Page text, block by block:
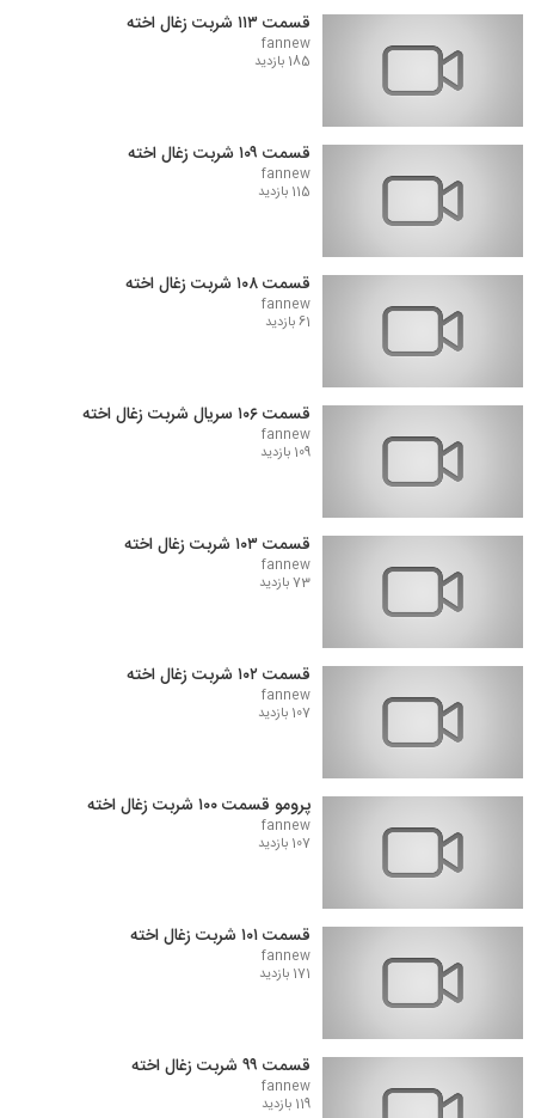
قسمت ۱۱۳ شربت زغال اخته
fannew
185 بازدید
قسمت ۱۰۹ شربت زغال اخته
fannew
115 بازدید
قسمت ۱۰۸ شربت زغال اخته
fannew
61 بازدید
قسمت ۱۰۶ سریال شربت زغال اخته
fannew
109 بازدید
قسمت ۱۰۳ شربت زغال اخته
fannew
73 بازدید
قسمت ۱۰۲ شربت زغال اخته
fannew
107 بازدید
پرومو قسمت ۱۰۰ شربت زغال اخته
fannew
107 بازدید
قسمت ۱۰۱ شربت زغال اخته
fannew
171 بازدید
قسمت ۹۹ شربت زغال اخته
fannew
119 بازدید